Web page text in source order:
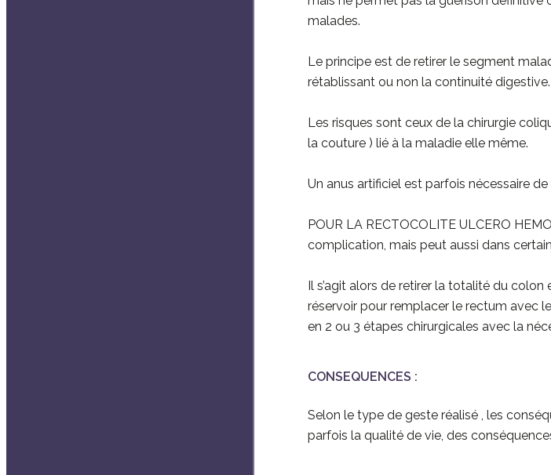
malades.
Le principe est de retirer le segment
rétablissant ou non la continuité digestive.
Les risques sont ceux de la chirurgie
la couture ) lié à la maladie elle même.
Un anus artificiel est parfois nécessaire
POUR LA RECTOCOLITE ULCERO
complication, mais peut aussi dans
Il s’agit alors de retirer la totalité du
réservoir pour remplacer le rectum avec
en 2 ou 3 étapes chirurgicales avec la
CONSEQUENCES :
Selon le type de geste réalisé , les
parfois la qualité de vie, des